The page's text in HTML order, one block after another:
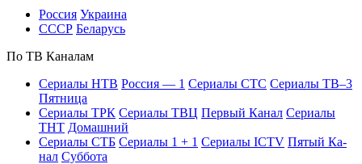
Рос­сия Ук­раи­на
СССР Бе­ла­русь
По ТВ Ка­на­лам
Се­риа­лы НТВ Рос­сия — 1 Се­риа­лы СТС Се­риа­лы ТВ–3
Пят­ни­ца
Се­риа­лы ТРК Се­риа­лы ТВЦ Пер­вый Ка­нал Се­риа­лы
ТНТ До­маш­ний
Се­риа­лы СТБ Се­риа­лы 1 + 1 Се­риа­лы ICTV Пя­тый Ка­
нал Суб­бо­та